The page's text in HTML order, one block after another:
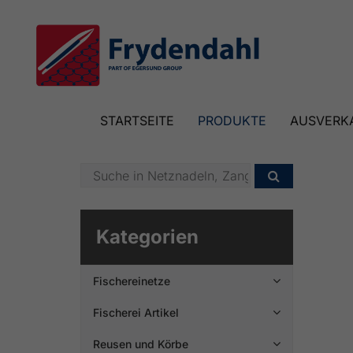
STARTSEITE PRODUKTE

Kategorien
Fischereinetze 
Fischerei Artikel 
Reusen und Körbe 